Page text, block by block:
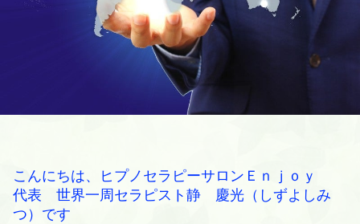
こんにちは、ヒプノセラピーサロンＥｎｊｏｙ
代表 世界一周セラピスト静 慶光（しずよしみ
つ）です